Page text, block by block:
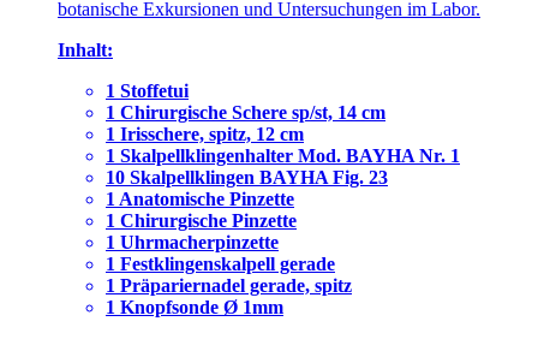
botanische Exkursionen und Untersuchungen im Labor.
Inhalt:
1 Stoffetui
1 Chirurgische Schere sp/st, 14 cm
1 Irisschere, spitz, 12 cm
1 Skalpellklingenhalter Mod. BAYHA Nr. 1
10 Skalpellklingen BAYHA Fig. 23
1 Anatomische Pinzette
1 Chirurgische Pinzette
1 Uhrmacherpinzette
1 Festklingenskalpell gerade
1 Präpariernadel gerade, spitz
1 Knopfsonde Ø 1mm